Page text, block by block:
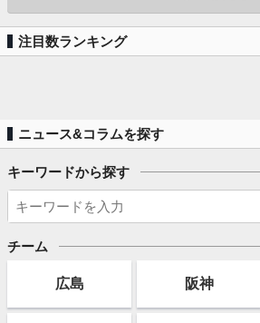
注目数ランキング
ニュース&コラムを探す
キーワードから探す
チーム
広島 阪神